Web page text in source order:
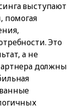
выступают
помогая
Это
а не
должны